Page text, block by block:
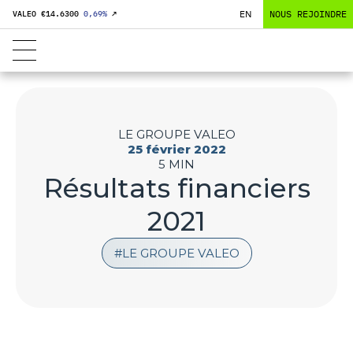
VALEO €14.6300 0,69% ↗ EN NOUS REJOINDRE
LE GROUPE VALEO
LE GROUPE VALEO
25 février 2022
5 MIN
Résultats financiers
2021